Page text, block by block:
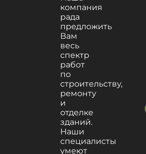
компания
рада
предложить
Вам
весь
спектр
работ
по
строительству,
ремонту
и
отделке
зданий.
Наши
специалисты
умеют